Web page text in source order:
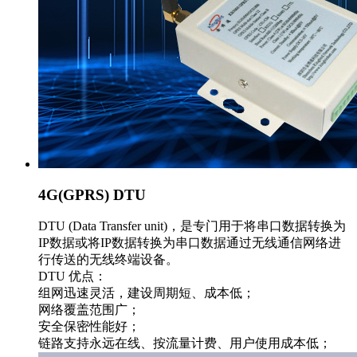
4G(GPRS) DTU
DTU (Data Transfer unit)，是专门用于将串口数据转换为
IP数据或将IP数据转换为串口数据通过无线通信网络进
行传送的无线终端设备。
DTU 优点：
组网迅速灵活，建设周期短、成本低；
网络覆盖范围广；
安全保密性能好；
链路支持永远在线、按流量计费、用户使用成本低；